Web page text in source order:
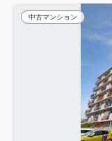
中古マンション